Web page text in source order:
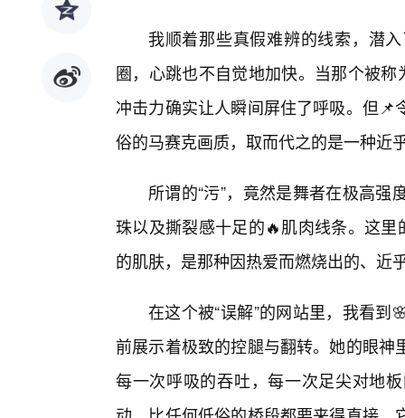
我顺着那些真假难辨的线索，潜
圈，心跳也不自觉地加快。当那个被
冲击力确实让人瞬间屏住了呼吸。但
俗的马赛克画质，取而代之的是一种近
所谓的“污”，竟然是舞者在极高
珠以及撕裂感十足的🔥肌肉线条。这
的肌肤，是那种因热爱而燃烧出的、近
在这个被“误解”的网站里，我看
前展示着极致的控腿与翻转。她的眼
每一次呼吸的吞吐，每一次足尖对地